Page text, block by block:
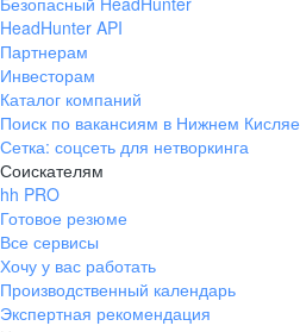
HeadHunter API
Партнерам
Инвесторам
Каталог компаний
Поиск по вакансиям в Нижнем Кисляе
Сетка: соцсеть для нетворкинга
Соискателям
hh PRO
Готовое резюме
Все сервисы
Хочу у вас работать
Производственный календарь
Экспертная рекомендация